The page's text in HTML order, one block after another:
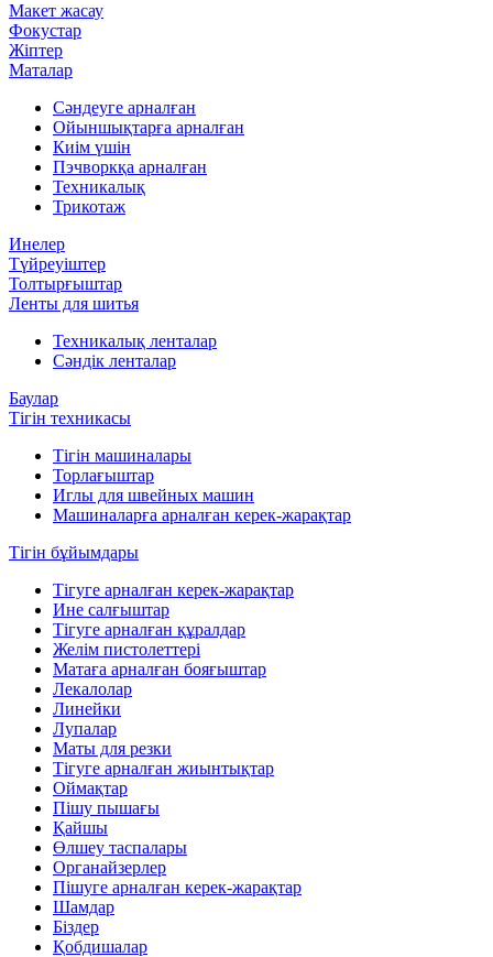
Макет жасау
Фокустар
Жіптер
Маталар
Сәндеуге арналған
Ойыншықтарға арналған
Киім үшін
Пэчворкқа арналған
Техникалық
Трикотаж
Инелер
Түйреуіштер
Толтырғыштар
Ленты для шитья
Техникалық ленталар
Сәндік ленталар
Баулар
Тігін техникасы
Тігін машиналары
Торлағыштар
Иглы для швейных машин
Машиналарға арналған керек-жарақтар
Тігін бұйымдары
Тігуге арналған керек-жарақтар
Ине салғыштар
Тігуге арналған құралдар
Желім пистолеттері
Матаға арналған бояғыштар
Лекалолар
Линейки
Лупалар
Маты для резки
Тігуге арналған жиынтықтар
Оймақтар
Пішу пышағы
Қайшы
Өлшеу таспалары
Органайзерлер
Пішуге арналған керек-жарақтар
Шамдар
Біздер
Қобдишалар